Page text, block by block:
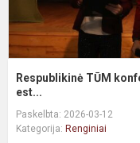
Respublikinė TŪM
est...
Paskelbta: 2026-03-12
Kategorija: Renginiai